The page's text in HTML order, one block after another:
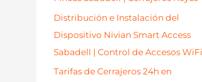
Distribución e Instalación del
Dispositivo Nivian Smart Access
Sabadell | Control de Accesos WiFi
Tarifas de Cerrajeros 24h en